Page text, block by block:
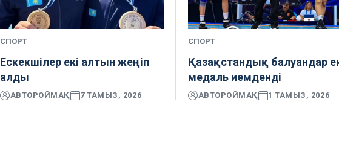
СПОРТ
Ескекшілер екі алтын жеңіп
алды
АВТОРОЙМАҚ 7 ТАМЫЗ, 2026
СПОРТ
Қазақстандық балуандар
медаль иемденді
АВТОРОЙМАҚ 1 ТАМЫЗ, 2026